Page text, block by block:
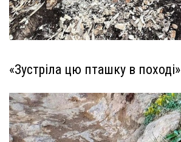
«Зустріла цю пташку в поході»